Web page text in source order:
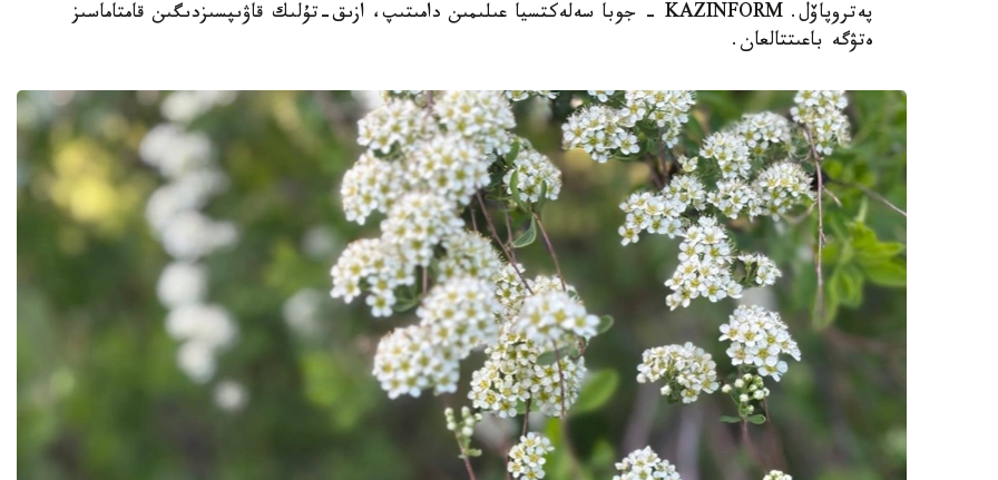
پەتروپاۆل. KAZINFORM - جوبا سەلەكتسيا عىلىمىن دامىتىپ، ازىق-تۇلىك قاۋىپسىزدىگىن قامتاماسىز
ەتۋگە باعىتتالعان.